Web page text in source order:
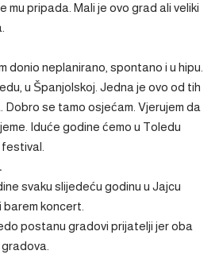
mu pripada. Mali je ovo grad ali veliki
donio neplanirano, spontano i u hipu.
u Španjolskoj. Jedna je ovo od tih
Dobro se tamo osjećam. Vjerujem da
Iduće godine ćemo u Toledu
svaku slijedeću godinu u Jajcu
koncert.
postanu gradovi prijatelji jer oba